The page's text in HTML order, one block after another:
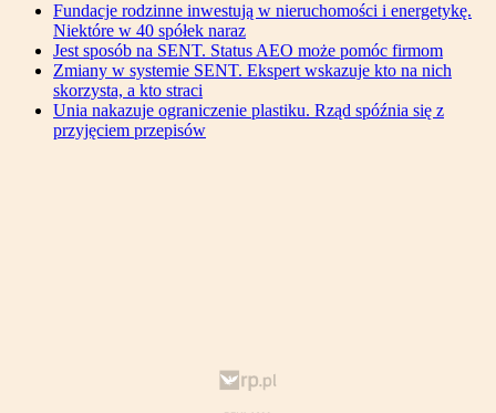
Fundacje rodzinne inwestują w nieruchomości i energetykę.
Niektóre w 40 spółek naraz
Jest sposób na SENT. Status AEO może pomóc firmom
Zmiany w systemie SENT. Ekspert wskazuje kto na nich
skorzysta, a kto straci
Unia nakazuje ograniczenie plastiku. Rząd spóźnia się z
przyjęciem przepisów